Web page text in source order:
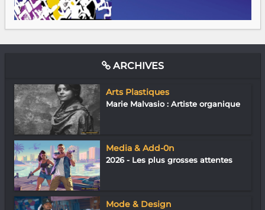
ARCHIVES
Arts Plastiques
Marie Malvasio : Artiste organique
Media & Add-0n
2026 - Les plus grosses attentes
Mode & Design